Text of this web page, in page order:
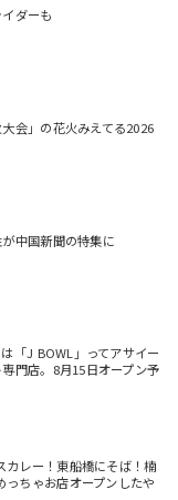
ダーも
会」の花火みえてる2026
中国新聞の特集に
「J BOWL」ってアサイー
門店。8月15日オープン予
カレー！東船橋にそば！楠
ちゃお店オープンしたや